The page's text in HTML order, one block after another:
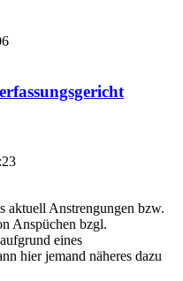
aktuell Anstrengungen bzw.
Anspüchen bzgl.
eines
hier jemand näheres dazu